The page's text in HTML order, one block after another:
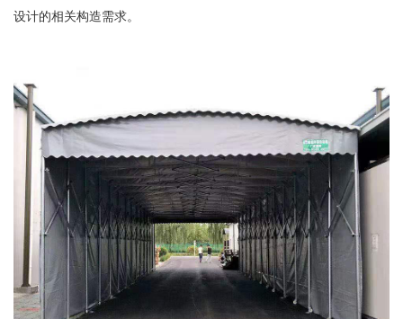
设计的相关构造需求。